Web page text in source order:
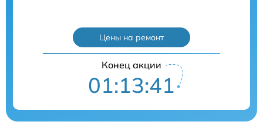
Цены на ремонт
Конец акции
01:13:41